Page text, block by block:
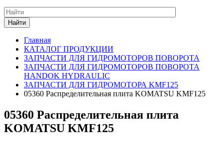
Найти
Главная
КАТАЛОГ ПРОДУКЦИИ
ЗАПЧАСТИ ДЛЯ ГИДРОМОТОРОВ ПОВОРОТА
ЗАПЧАСТИ ДЛЯ ГИДРОМОТОРОВ ПОВОРОТА
HANDOK HYDRAULIC
ЗАПЧАСТИ ДЛЯ ГИДРОМОТОРА KMF125
05360 Распределительная плита KOMATSU KMF125
05360 Распределительная плита
KOMATSU KMF125